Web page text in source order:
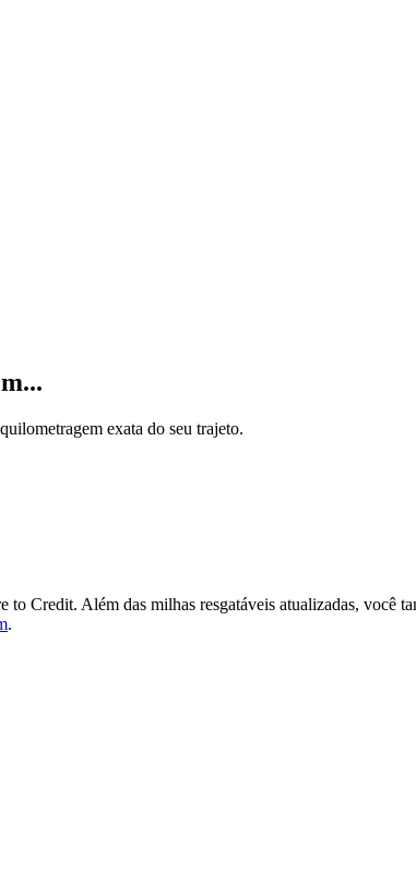
exata do seu trajeto.
Credit. Além das milhas resgatáveis atualizadas, você
.